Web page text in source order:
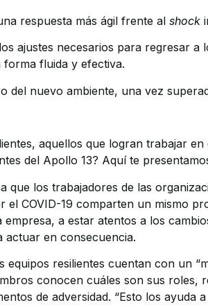
respuesta más ágil frente al shock
ajustes necesarios para regresar a
fluida y efectiva.
del nuevo ambiente, una vez
aquellos que logran trabajar
del Apollo 13? Aquí te
que los trabajadores de las
el COVID-19 comparten un mismo
a estar atentos a los
actuar en consecuencia.
equipos resilientes cuentan con un
conocen cuáles son sus roles,
de adversidad. “Esto los ayuda